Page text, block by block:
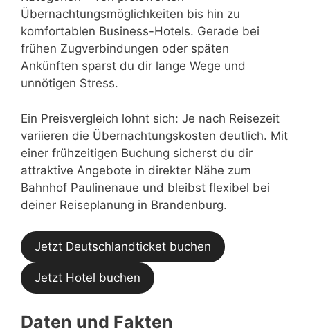
Übernachtungsmöglichkeiten bis hin zu
komfortablen Business-Hotels. Gerade bei
frühen Zugverbindungen oder späten
Ankünften sparst du dir lange Wege und
unnötigen Stress.
Ein Preisvergleich lohnt sich: Je nach Reisezeit
variieren die Übernachtungskosten deutlich. Mit
einer frühzeitigen Buchung sicherst du dir
attraktive Angebote in direkter Nähe zum
Bahnhof Paulinenaue und bleibst flexibel bei
deiner Reiseplanung in Brandenburg.
Jetzt Deutschlandticket buchen
Jetzt Hotel buchen
Daten und Fakten